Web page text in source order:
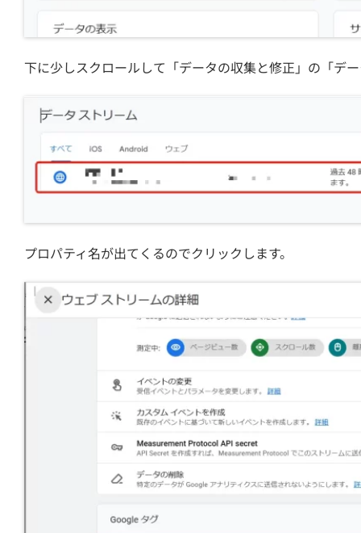
下に少しスクロールして「データの収集と修正」の「デ
プロパティ名が出てくるのでクリックします。